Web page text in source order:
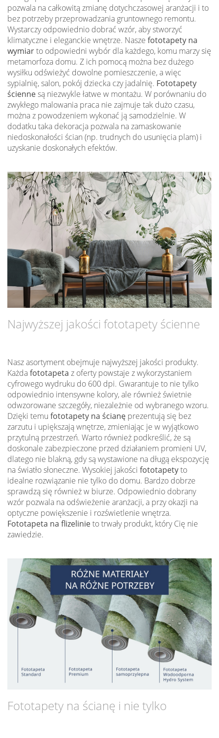
pozwala na całkowitą zmianę dotychczasowej aranżacji i to
bez potrzeby przeprowadzania gruntownego remontu.
Wystarczy odpowiednio dobrać wzór, aby stworzyć
klimatyczne i eleganckie wnętrze. Nasze fototapety na
wymiarto odpowiedni wybór dla każdego, komu marzy się
metamorfoza domu. Z ich pomocą można bez dużego
wysiłku odświeżyć dowolne pomieszczenie, a więc
sypialnię, salon, pokój dziecka czy jadalnię. Fototapety
ściennesą niezwykle łatwe w montażu. W porównaniu do
zwykłego malowania praca nie zajmuje tak dużo czasu,
można z powodzeniem wykonać ją samodzielnie. W
dodatku taka dekoracja pozwala na zamaskowanie
niedoskonałości ścian (np. trudnych do usunięcia plam) i
uzyskanie doskonałych efektów.
Najwyższej jakości fototapety ścienne
Nasz asortyment obejmuje najwyższej jakości produkty.
Każdafototapeta z oferty powstaje z wykorzystaniem
cyfrowego wydruku do 600 dpi. Gwarantuje to nie tylko
odpowiednio intensywne kolory, ale również świetnie
odwzorowane szczegóły, niezależnie od wybranego wzoru.
Dzięki temu fototapety na ścianę prezentują się bez
zarzutu i upiększają wnętrze, zmieniając je w wyjątkowo
przytulną przestrzeń. Warto również podkreślić, że są
doskonale zabezpieczone przed działaniem promieni UV,
dlatego nie blakną, gdy są wystawione na długą ekspozycję
na światło słoneczne. Wysokiej jakości fototapetyto
idealne rozwiązanie nie tylko do domu. Bardzo dobrze
sprawdzą się również w biurze. Odpowiednio dobrany
wzór pozwala na odświeżenie aranżacji, a przy okazji na
optyczne powiększenie i rozświetlenie wnętrza.
Fototapeta na flizelinieto trwały produkt, który Cię nie
zawiedzie.
Fototapety na ścianę i nie tylko